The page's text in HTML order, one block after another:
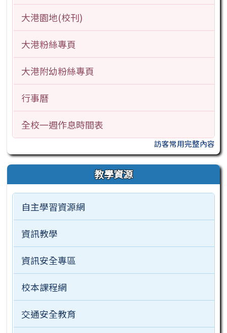
大港園地(校刊)
大港粉絲專頁
大港附幼粉絲專頁
行事曆
全校一週作息時間表
訪客常用完整內容
教學資源
自主學習資源網
資訊教學
資訊安全專區
校本課程網
交通安全教育